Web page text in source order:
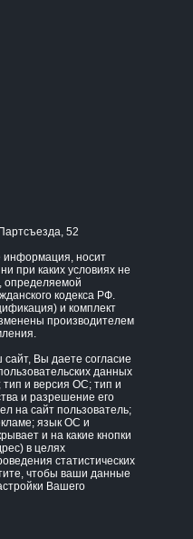
52
информация, носит
при каких условиях не
определяемой
кодекса РФ.
и комплект
производителем
Вы даете согласие
данных
и версия ОС; тип и
и разрешение его
на сайт пользователь;
язык ОС и
и на какие кнопки
в целях
статистических
чтобы ваши данные
Вашего